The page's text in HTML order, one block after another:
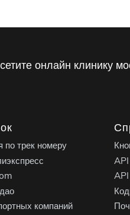
онлайн клинику
по трек номеру
компаний
API